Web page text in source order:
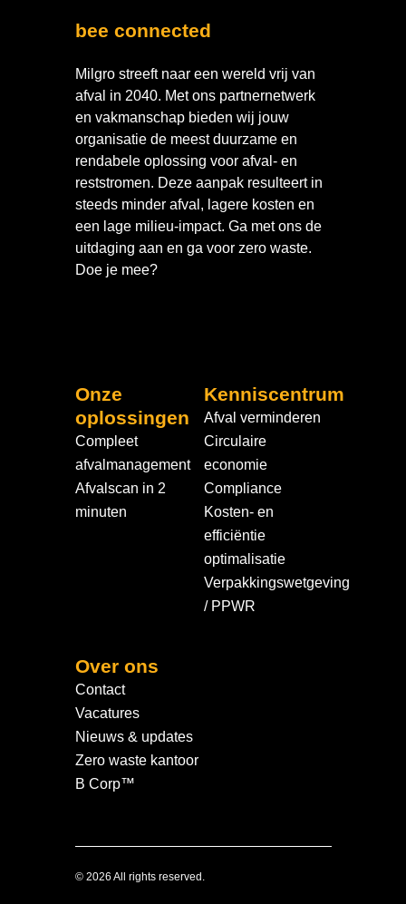
bee connected
Milgro streeft naar een wereld vrij van
afval in 2040. Met ons partnernetwerk
en vakmanschap bieden wij jouw
organisatie de meest duurzame en
rendabele oplossing voor afval- en
reststromen. Deze aanpak resulteert in
steeds minder afval, lagere kosten en
een lage milieu-impact. Ga met ons de
uitdaging aan en ga voor zero waste.
Doe je mee?
Onze
oplossingen
Compleet
afvalmanagement
Afvalscan in 2
minuten
Kenniscentrum
Afval verminderen
Circulaire
economie
Compliance
Kosten- en
efficiëntie
optimalisatie
Verpakkingswetgeving
/ PPWR
Over ons
Contact
Vacatures
Nieuws & updates
Zero waste kantoor
B Corp™
© 2026 All rights reserved.